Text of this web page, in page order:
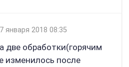
января 2018 08:35
две обработки(горячим
изменилось после